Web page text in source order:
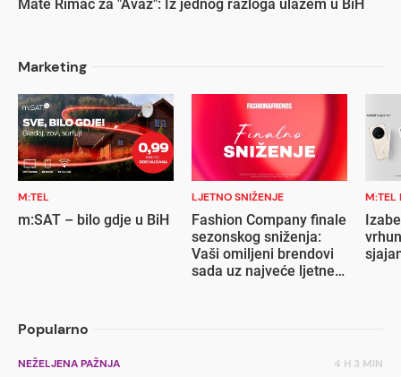
Mate Rimac za "Avaz": Iz jednog razloga ulažem u BiH
Marketing
M:TEL
m:SAT – bilo gdje u BiH
LJETNO SNIŽENJE
Fashion Company finale
sezonskog sniženja:
Vaši omiljeni brendovi
sada uz najveće ljetne
M:TEL
Popularno
NEŽELJENA PAŽNJA 4 H 3 MIN